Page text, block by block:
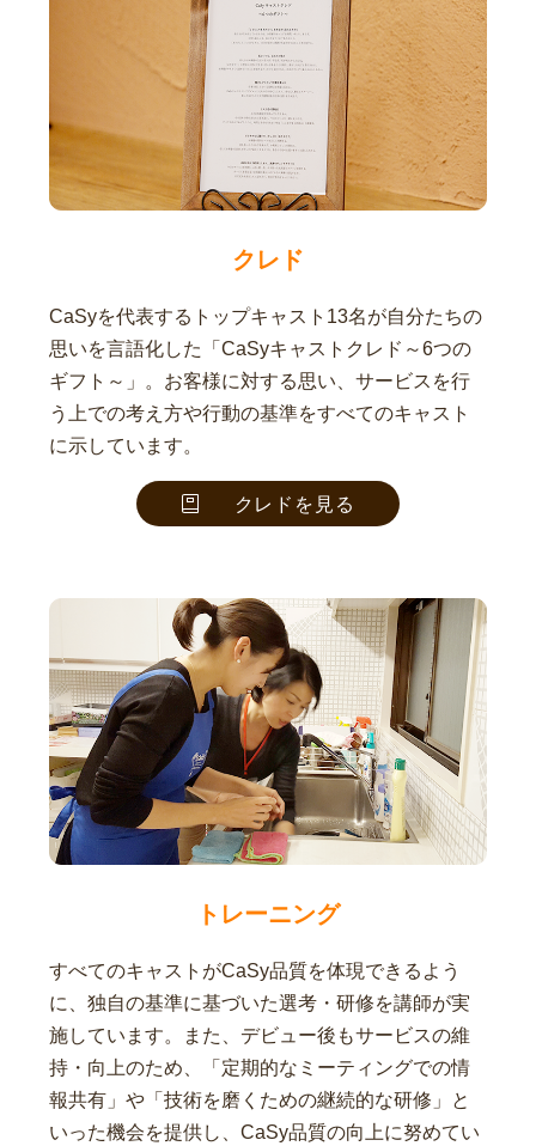
クレド
CaSyを代表するトップキャスト13名が自分たちの
思いを言語化した「CaSyキャストクレド～6つの
ギフト～」。お客様に対する思い、サービスを行
う上での考え方や行動の基準をすべてのキャスト
に示しています。
クレドを見る
トレーニング
すべてのキャストがCaSy品質を体現できるよう
に、独自の基準に基づいた選考・研修を講師が実
施しています。また、デビュー後もサービスの維
持・向上のため、「定期的なミーティングでの情
報共有」や「技術を磨くための継続的な研修」と
いった機会を提供し、CaSy品質の向上に努めてい